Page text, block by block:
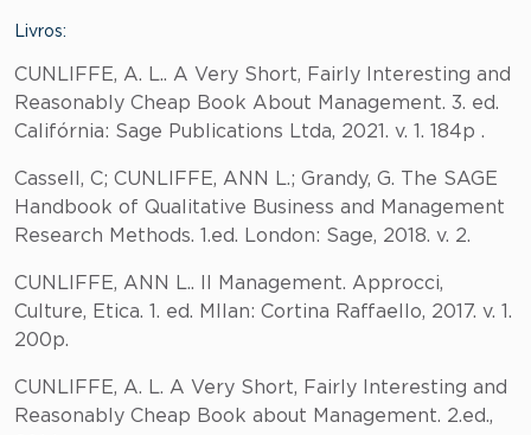
Livros:
CUNLIFFE, A. L.. A Very Short, Fairly Interesting and
Reasonably Cheap Book About Management. 3. ed.
Califórnia: Sage Publications Ltda, 2021. v. 1. 184p .
Cassell, C; CUNLIFFE, ANN L.; Grandy, G. The SAGE
Handbook of Qualitative Business and Management
Research Methods. 1.ed. London: Sage, 2018. v. 2.
CUNLIFFE, ANN L.. Il Management. Approcci,
Culture, Etica. 1. ed. MIlan: Cortina Raffaello, 2017. v. 1.
200p.
CUNLIFFE, A. L. A Very Short, Fairly Interesting and
Reasonably Cheap Book about Management. 2.ed.,